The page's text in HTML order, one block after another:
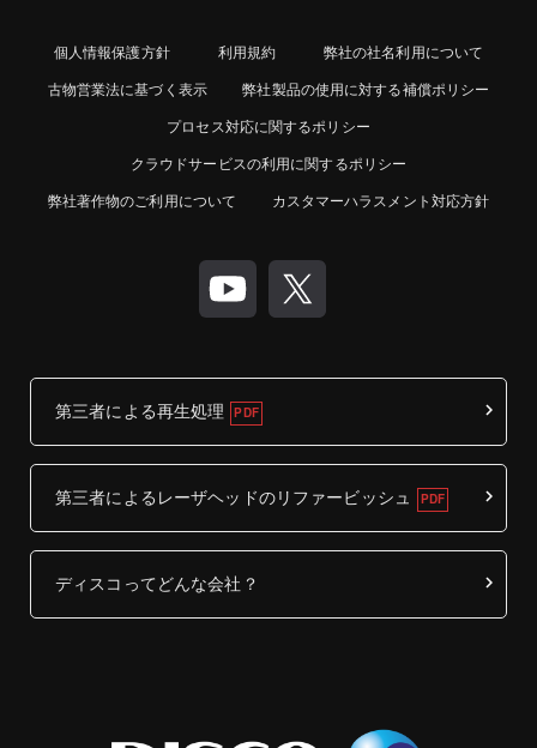
個人情報保護方針 利用規約
弊社の社名利用について
古物営業法に基づく表示
弊社製品の使用に対する補償ポリシー
プロセス対応に関するポリシー
クラウドサービスの利用に関するポリシー
弊社著作物のご利用について
カスタマーハラスメント対応方針
第三者による再生処理
第三者によるレーザヘッドのリファービッシュ
ディスコってどんな会社？